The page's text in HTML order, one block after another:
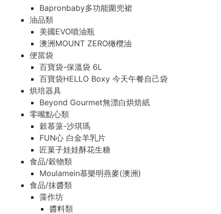
Bapronbaby多功能圍兜裙
油品類
美國EVO噴油瓶
澳洲MOUNT ZERO橄欖油
便當袋
百寶袋-保溫袋 6L
百寶袋HELLO Boxy 今天午餐自己袋
烘培器具
Beyond Gourmet無漂白烘焙紙
零嘴點心類
穀慕蒎-沙琪瑪
FUN心 白金羊乳片
匠菓子娃娃酥花生糖
食品/穀物類
Moulamein慕樂明燕麥(澳洲)
食品/抹醬類
藻作坊
醬料類